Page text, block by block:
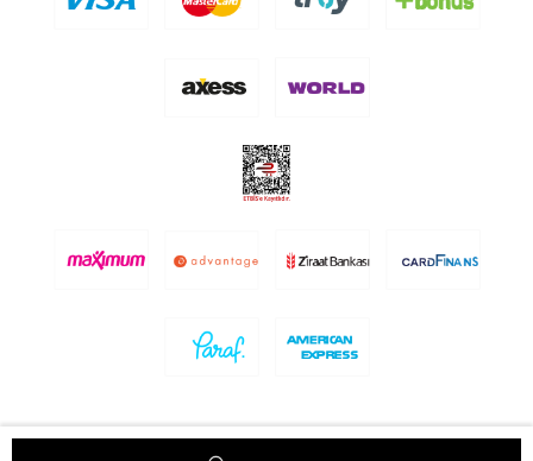
© www.semizkuyumculuk.com | Tüm Hakları Saklıdır.